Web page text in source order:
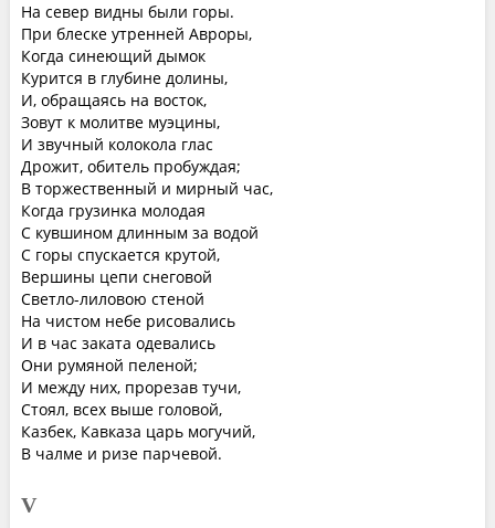
На север видны были горы.
При блеске утренней Авроры,
Когда синеющий дымок
Курится в глубине долины,
И, обращаясь на восток,
Зовут к молитве муэцины,
И звучный колокола глас
Дрожит, обитель пробуждая;
В торжественный и мирный час,
Когда грузинка молодая
С кувшином длинным за водой
С горы спускается крутой,
Вершины цепи снеговой
Светло-лиловою стеной
На чистом небе рисовались
И в час заката одевались
Они румяной пеленой;
И между них, прорезав тучи,
Стоял, всех выше головой,
Казбек, Кавказа царь могучий,
В чалме и ризе парчевой.
V